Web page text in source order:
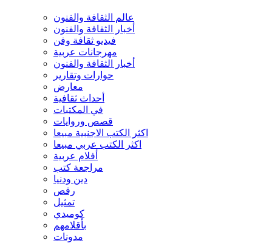
عالم الثقافة والفنون
أخبار الثقافة والفنون
فيديو ثقافة وفن
مهرجانات عربية
أخبار الثقافة والفنون
حوارات وتقارير
معارض
أحداث ثقافية
في المكتبات
قصص وروايات
اكثر الكتب الاجنبية مبيعا
اكثر الكتب عربي مبيعا
أفلام عربية
مراجعة كتب
دين ودنيا
رقص
تمثيل
كوميدي
بأقلامهم
مدونات